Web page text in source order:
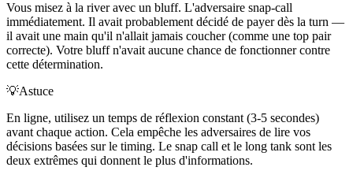
Vous misez à la river avec un bluff. L'adversaire snap-call
immédiatement. Il avait probablement décidé de payer dès la turn —
il avait une main qu'il n'allait jamais coucher (comme une top pair
correcte). Votre bluff n'avait aucune chance de fonctionner contre
cette détermination.
💡Astuce
En ligne, utilisez un temps de réflexion constant (3-5 secondes)
avant chaque action. Cela empêche les adversaires de lire vos
décisions basées sur le timing. Le snap call et le long tank sont les
deux extrêmes qui donnent le plus d'informations.